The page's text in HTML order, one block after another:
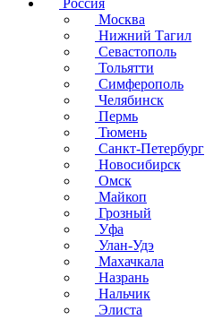
Россия
Москва
Нижний Тагил
Севастополь
Тольятти
Симферополь
Челябинск
Пермь
Тюмень
Санкт-Петербург
Новосибирск
Омск
Майкоп
Грозный
Уфа
Улан-Удэ
Махачкала
Назрань
Нальчик
Элиста